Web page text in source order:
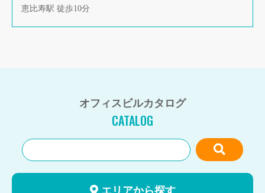
恵比寿駅 徒歩10分
オフィスビルカタログ
CATALOG